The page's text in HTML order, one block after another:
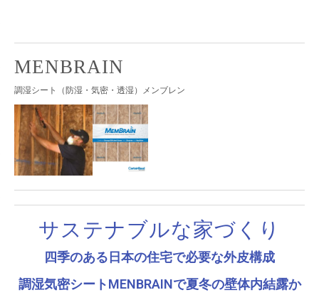
MENBRAIN
調湿シート（防湿・気密・透湿）メンブレン
サステナブルな家づくり
四季のある日本の住宅で必要な外皮構成
調湿気密シートMENBRAINで夏冬の壁体内結露か